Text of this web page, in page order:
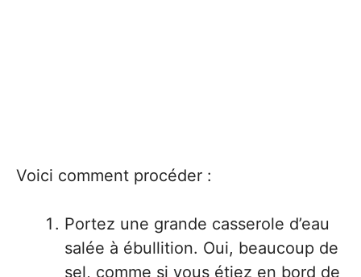
Voici comment procéder :
Portez une grande casserole d’eau
salée à ébullition. Oui, beaucoup de
sel, comme si vous étiez en bord de